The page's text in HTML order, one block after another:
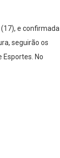
e confirmada
seguirão os
No